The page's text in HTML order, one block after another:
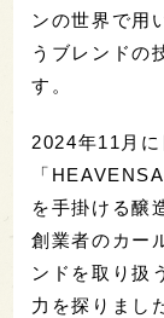
ンの世界で用
うブレンドの
す。
2024年11月
「
を手掛ける醸
創業者のカー
ンドを取り扱
力を探りまし